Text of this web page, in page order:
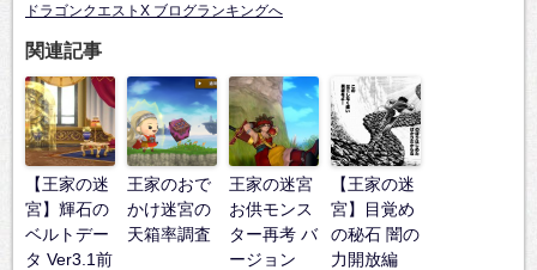
ドラゴンクエストX ブログランキングへ
関連記事
【王家の迷
宮】輝石の
ベルトデー
タ Ver3.1前
王家のおで
かけ迷宮の
天箱率調査
王家の迷宮
お供モンス
ター再考 バ
ージョン
【王家の迷
宮】目覚め
の秘石 闇の
力開放編